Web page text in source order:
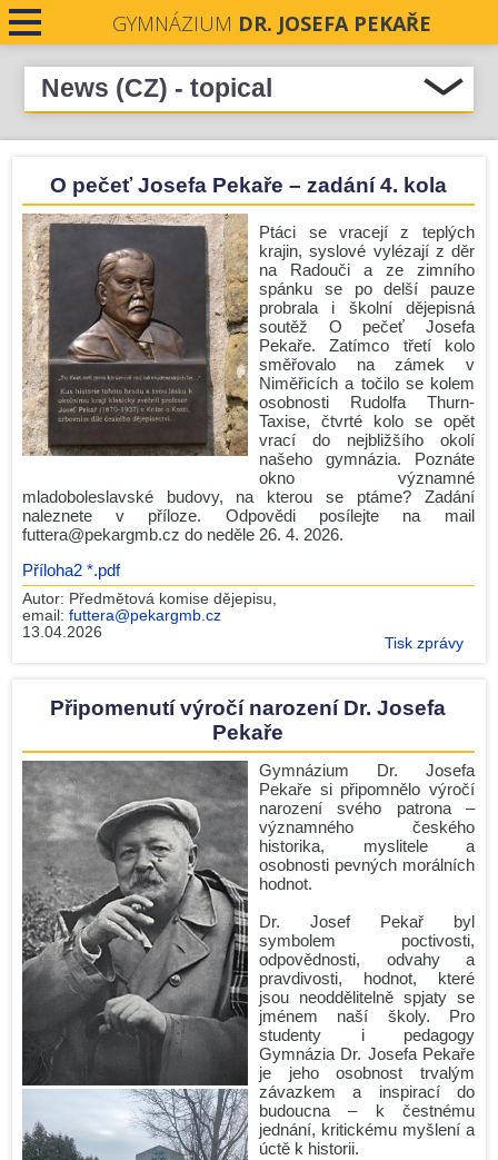
GYMNÁZIUM DR. JOSEFA PEKAŘE
NEWS
CONTACTS
News (CZ) - topical
Středočeského kraje 2026
Pečeti Josefa Pekaře rozdány
Krásné prožití letních prázdnin.
Nové číslo Student revue je zde!
Zámecká premiéra
Komisionální zkoušky - podzim 2026
Úřední hodiny o prázdninách
Zlín
Run and Help: GJP v pohybu i srdcem!
Před prázdninami ještě jedna mise!
Zdeněk Gola spolupracuje s GJP
2.O v Leteckém muzeu Metoděje Vlacha
Gymnázium Dr. Josefa Pekaře podpořilo Český den proti
rakovině 2026
Mannheim Exchange 2026
Věda v ulicích 2026: Barevná věda oživí park Výstaviště
Jediný český tým s medailí!
Srdcem na start, pomocí do cíle! Run and Help 2026 se
blíží!
Archiv news (CZ)
RSS
O pečeť Josefa Pekaře – zadání 4. kola
Ptáci se vracejí z teplých
krajin, syslové vylézají z děr
na Radouči a ze zimního
spánku se po delší pauze
probrala i školní dějepisná
soutěž O pečeť Josefa
Pekaře. Zatímco třetí kolo
směřovalo na zámek v
Niměřicích a točilo se kolem
osobnosti Rudolfa Thurn-
Taxise, čtvrté kolo se opět
vrací do nejbližšího okolí
našeho gymnázia. Poznáte
okno významné
mladoboleslavské budovy, na kterou se ptáme? Zadání
naleznete v příloze. Odpovědi posílejte na mail
futtera@pekargmb.cz do neděle 26. 4. 2026.
Příloha2 *.pdf
Autor: Předmětová komise dějepisu,
email: futtera@pekargmb.cz
13.04.2026
Tisk zprávy
Připomenutí výročí narození Dr. Josefa
Pekaře
Gymnázium Dr. Josefa
Pekaře si připomnělo výročí
narození svého patrona –
významného českého
historika, myslitele a
osobnosti pevných morálních
hodnot.
Dr. Josef Pekař byl
symbolem poctivosti,
odpovědnosti, odvahy a
pravdivosti, hodnot, které
jsou neoddělitelně spjaty se
jménem naší školy. Pro
studenty i pedagogy
Gymnázia Dr. Josefa Pekaře
je jeho osobnost trvalým
závazkem a inspirací do
budoucna – k čestnému
jednání, kritickému myšlení a
úctě k historii.